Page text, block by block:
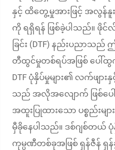
နှင့် ထိတွေ့မှုအားဖြင့် အလွန်နူ
ကို ရရှိရန် ဖြစ်ခဲ့ပါသည်။ ဖို
ခြင်း (DTF) နည်းပညာသ
တီထွင်မှုတစ်ရပ်အဖြစ် ပေါ်
DTF ပုံနှိပ်မှုများ၏ လက်ဖျာ
သည် အလိုအလျောက် ဖြစ်ပေ
အထူးပြုထားသော ပစ္စည်းမျာ
မှီခိုနေပါသည်။ ဒစ်ဂျစ်တယ်
ကုမ္ပဏီတစ်ခုအဖြစ် ရှန်ဇီန် ရှ